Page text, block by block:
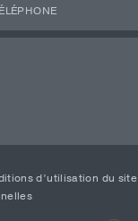
d’utilisation du site